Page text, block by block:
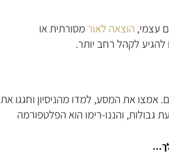
עצמי, הוצאה לאור מסורתית או
להגיע לקהל רחב יותר.
את המסע, למדו מהניסיון וחגגו את
גבולות, והננו-רימו הוא הפלטפורמה